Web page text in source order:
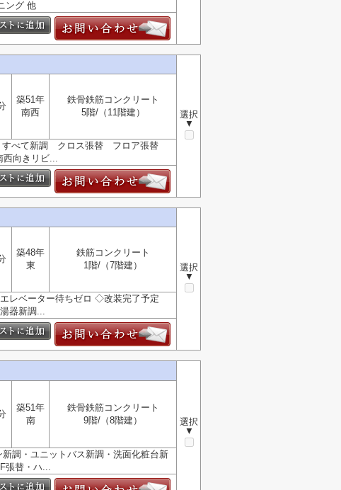
ニング 他
選択
▼
築51年
南西
鉄骨鉄筋コンクリート
5階/（11階建）
すべて新調 クロス張替 フロア張替
向きリビ...
選択
▼
築48年
東
鉄筋コンクリート
1階/（7階建）
レベーター待ちゼロ ◇改装完了予定
器新調...
選択
▼
築51年
南
鉄骨鉄筋コンクリート
9階/（8階建）
調・ユニットバス新調・洗面化粧台新
張替・ハ...